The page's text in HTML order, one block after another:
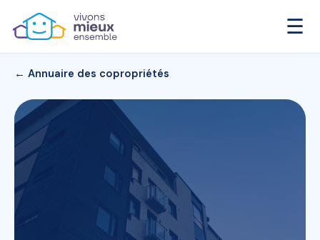
☰
← Annuaire des copropriétés